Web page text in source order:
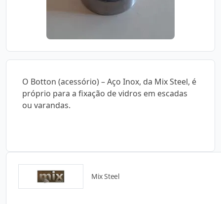
O Botton (acessório) – Aço Inox, da Mix Steel, é
próprio para a fixação de vidros em escadas
ou varandas.
Mix Steel
Detalhes do produto